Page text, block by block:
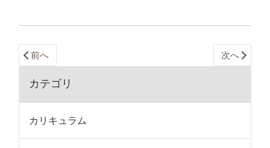
前へ 次へ
カテゴリ
カリキュラム